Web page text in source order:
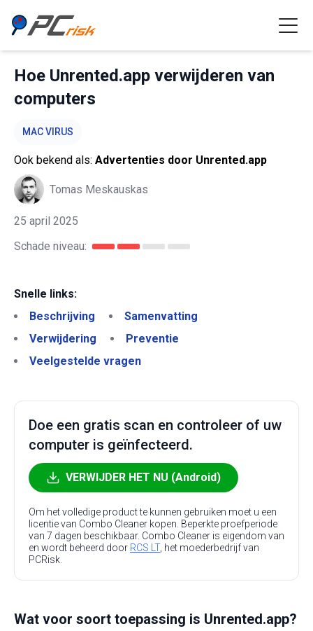
Hoe Unrented.app verwijderen van
computers
MAC VIRUS
Ook bekend als: Advertenties door Unrented.app
Tomas Meskauskas
25 april 2025
Schade niveau:
Snelle links:
Beschrijving
Samenvatting
Verwijdering
Preventie
Veelgestelde vragen
Doe een gratis scan en controleer of uw
computer is geïnfecteerd.
VERWIJDER HET NU (Android)
Om het volledige product te kunnen gebruiken moet u een
licentie van Combo Cleaner kopen. Beperkte proefperiode
van 7 dagen beschikbaar. Combo Cleaner is eigendom van
en wordt beheerd door RCS LT, het moederbedrijf van
PCRisk.
Wat voor soort toepassing is Unrented.app?